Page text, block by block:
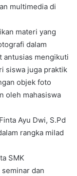
multimedia di
materi yang
dalam
antusias mengikuti
siswa juga praktik
objek foto
oleh mahasiswa
Ayu Dwi, S.Pd
rangka milad
SMK
dan